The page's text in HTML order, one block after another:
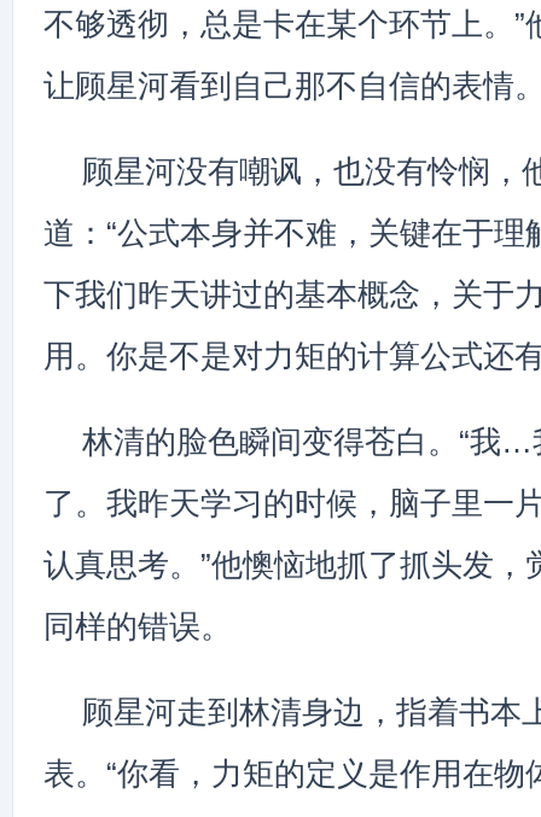
不够透彻，总是卡在某个环节上。”
让顾星河看到自己那不自信的表情
顾星河没有嘲讽，也没有怜悯，
道：“公式本身并不难，关键在于理
下我们昨天讲过的基本概念，关于
用。你是不是对力矩的计算公式还
林清的脸色瞬间变得苍白。“我
了。我昨天学习的时候，脑子里一
认真思考。”他懊恼地抓了抓头发，
同样的错误。
顾星河走到林清身边，指着书本
表。“你看，力矩的定义是作用在物